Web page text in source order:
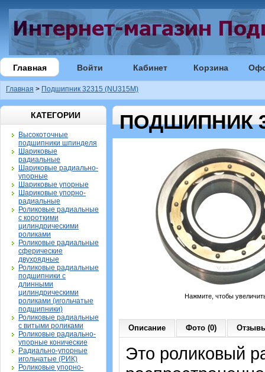
Главная Войти Кабинет Корзина
Главная > Подшипник 32315 (NU315M)
КАТЕГОРИИ
Высокоточные
подшипники шпинделя
Шариковые
радиальные
Шариковые радиально-
упорные
Шариковые упорные
Шариковые упорно-
радиальные
Роликовые радиальные
с короткими
цилиндрическими
роликами
Роликовые радиальные
сферические
двухрядные
Роликовые радиальные
подшипники с
длинными
цилиндрическими
роликами (игольчатые
подшипники)
Роликовые радиальные
с витыми роликами
Роликовые радиально-
упорные конические
Радиально-упорные
игольчатые (РИК)
Роликовые упорно-
ПОДШИПНИК
Нажмите, чтобы
Описание Фото (0)
Это роликовый